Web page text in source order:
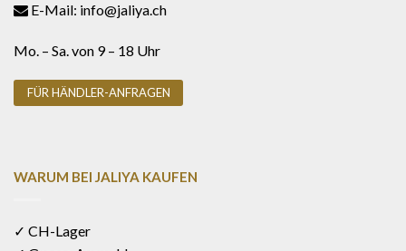
E-Mail: info@jaliya.ch
Mo. – Sa. von 9 – 18 Uhr
FÜR HÄNDLER-ANFRAGEN
WARUM BEI JALIYA KAUFEN
✓ CH-Lager